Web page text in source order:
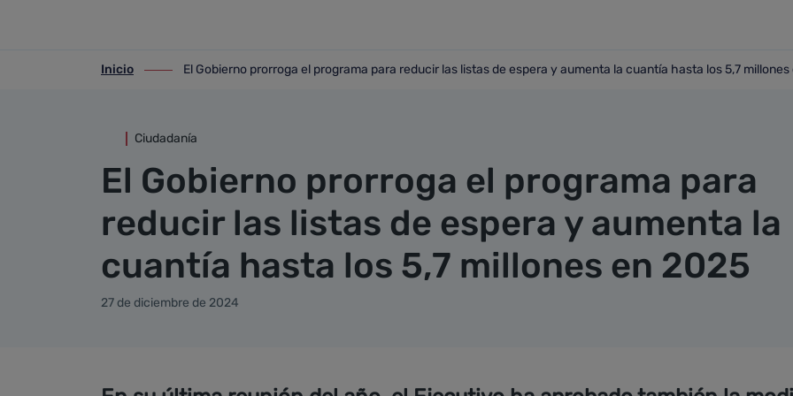
ir-a inicio
Inicio
ir-a El Gobierno prorroga el programa para reducir las listas de espera y aumenta la cuantía hasta
El Gobierno prorroga el programa para reducir las listas de espera y aumenta la cuantía hasta los 5,7
Ciudadanía
El Gobierno prorroga el programa para
reducir las listas de espera y aumenta la
cuantía hasta los 5,7 millones en 2025
27 de diciembre de 2024